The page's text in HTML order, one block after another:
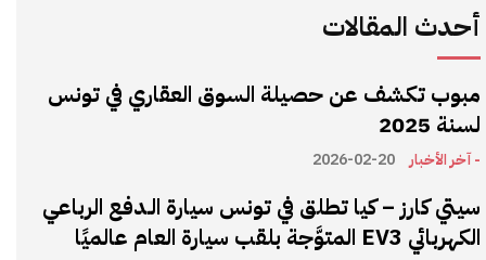
أحدث المقالات
مبوب تكشف عن حصيلة السوق العقاري في تونس
لسنة 2025
- آخر الأخبار 2026-02-20
سيتي كارز – كيا تطلق في تونس سيارة الـدفع الرباعي
الكهربائي EV3 المتوَّجة بلقب سيارة العام عالميًا